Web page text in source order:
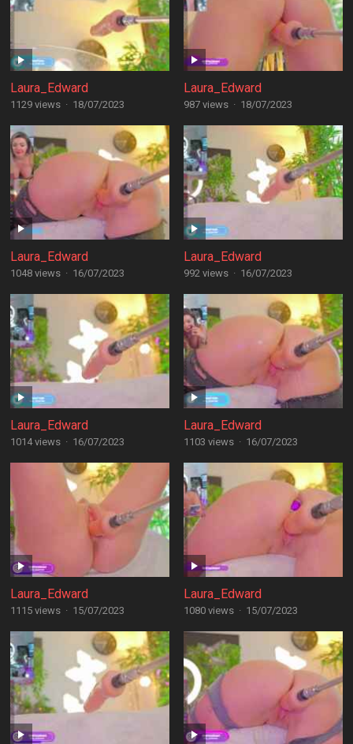
Laura_Edward
1129 views · 18/07/2023
Laura_Edward
987 views · 18/07/2023
Laura_Edward
1048 views · 16/07/2023
Laura_Edward
992 views · 16/07/2023
Laura_Edward
1014 views · 16/07/2023
Laura_Edward
1103 views · 16/07/2023
Laura_Edward
1115 views · 15/07/2023
Laura_Edward
1080 views · 15/07/2023